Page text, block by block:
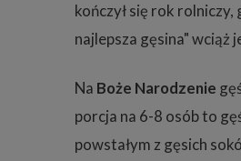
kończył się rok
najlepsza gęsina" wciąż
Na Boże Narodzenie
porcja na 6-8 osób to
powstałym z gęsich